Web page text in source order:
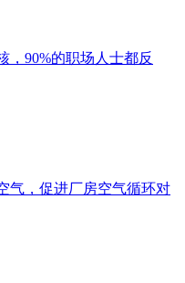
90%的职场人士都反
气，促进厂房空气循环对